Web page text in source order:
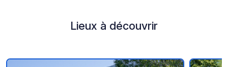
Lieux à découvrir